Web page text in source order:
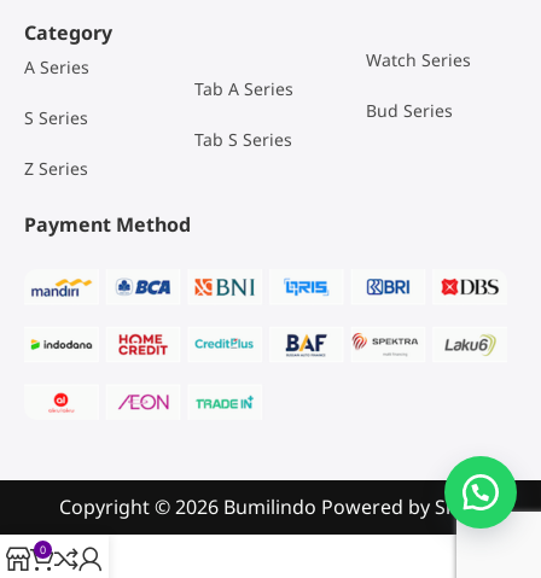
Category
A Series
S Series
Z Series
Tab A Series
Tab S Series
Watch Series
Bud Series
Payment Method
Copyright © 2026 Bumilindo Powered bySribu
0